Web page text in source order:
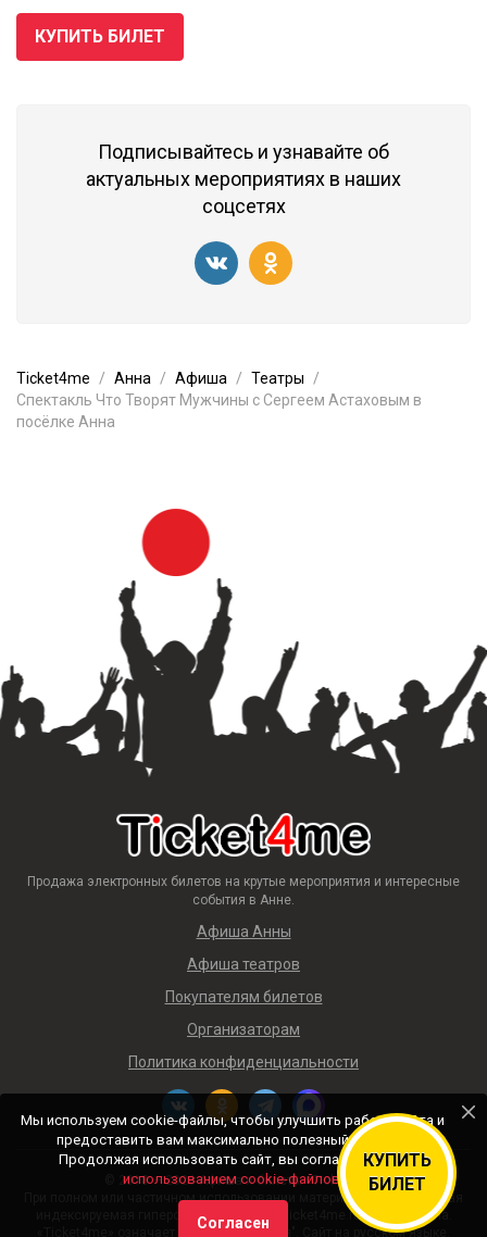
КУПИТЬ БИЛЕТ
КУПИТЬ
БИЛЕТ
Подписывайтесь и узнавайте об
актуальных мероприятиях в наших
соцсетях
Ticket4me Анна Афиша
Театры
Спектакль Что Творят Мужчины с Сергеем Астаховым в
посёлке Анна
Продажа электронных билетов на крутые мероприятия и интересные
события в Анне.
Афиша Анны
Афиша театров
Покупателям билетов
Организаторам
Политика конфиденциальности
© 2018 — 2026 Афиша и билеты «Ticket4me»
При полном или частичном использовании материалов сайта прямая
индексируемая гиперссылка на https://ticket4me.ru/ обязательна.
«Ticket4me» означает "Билеты для меня". Сайт на русском языке.
Мы используем cookie-файлы, чтобы улучшить работу сайта и
предоставить вам максимально полезный контент.
Продолжая использовать сайт, вы соглашаетесь с
использованием cookie-файлов.
Согласен